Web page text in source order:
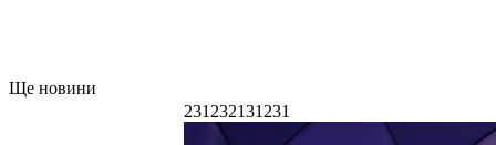
Ще новини
231232131231